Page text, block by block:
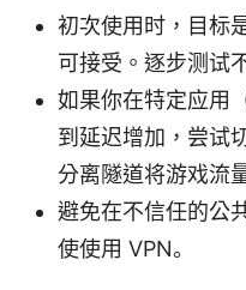
初次使用时，目标
可接受。逐步测试
如果你在特定应用
到延迟增加，尝试
分离隧道将游戏流
避免在不信任的公
使使用 VPN。